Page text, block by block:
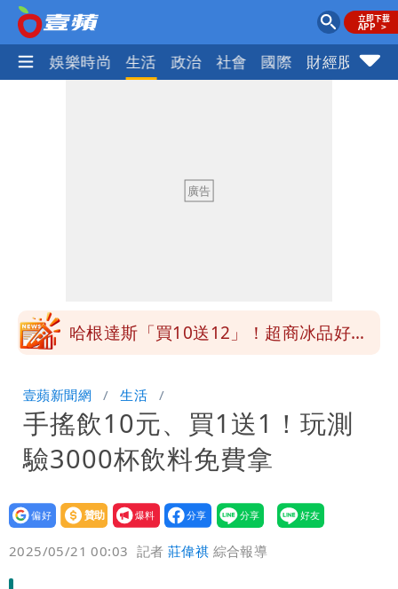
熱門 娛樂時尚 生活 政治 社會 國際 財經股市
疑「破百間日租套房」遭罰25萬 業者
安說了
哈根達斯「買10送12」！超商冰品好康
入！杰威爾發聲明怒斥
比政府還有愛！台灣暖捐熊本「1物資」
日人讚爆：乾脆給台灣統治
這次真的不一樣？南亞科砸3466億拚先
進製程 挑戰擴產魔咒
連戰二媳罕見發火！砲轟財政部「不負責
任」
獨家｜蕭敬騰「渡邉」日料店慘遇惡房
壹蘋新聞網 生活
手搖飲10元、買1送1！玩測
驗3000杯飲料免費拿
設為
贊助
我要
爆料
2025/05/21 00:03 記者莊偉祺 綜合報導